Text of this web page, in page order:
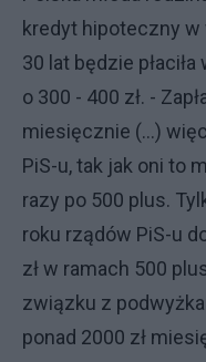
kredyt hipoteczny w
30 lat będzie
o 300 - 400 zł. -
miesięcznie (...)
PiS-u, tak jak oni to
razy po 500 plus.
roku rządów PiS-u
zł w ramach 500
związku z
ponad 2000 zł